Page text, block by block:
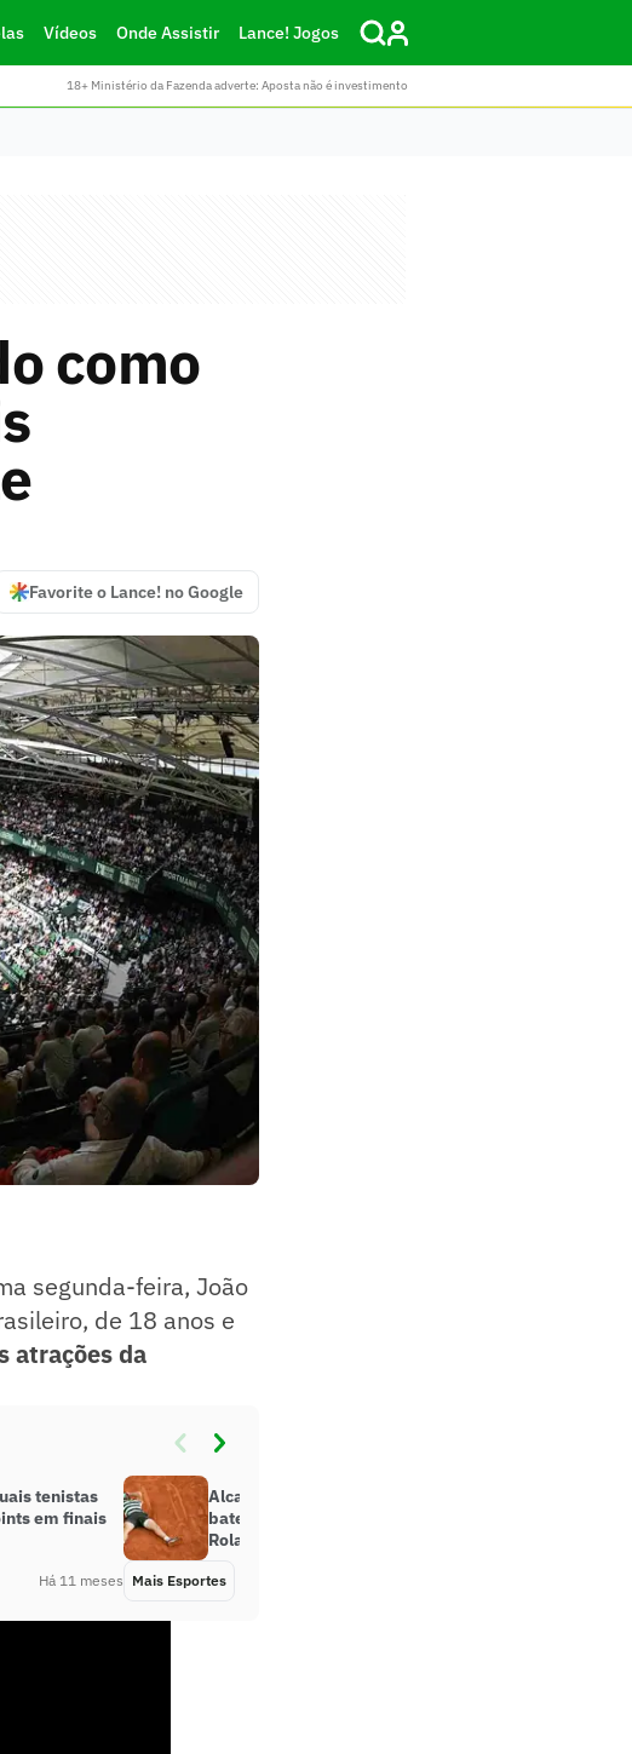
Vídeos Onde Assistir Lance! Jogos
18+ Ministério da Fazenda adverte: Aposta não é investimento
como
Favorite o Lance! no Google
segunda-feira, João
de 18 anos e
atrações da
tenistas
em finais
Há 11 meses
Alcaraz faz virada espetacular,
bate Sinner e é bicampeão de
Roland Garros
Mais Esportes